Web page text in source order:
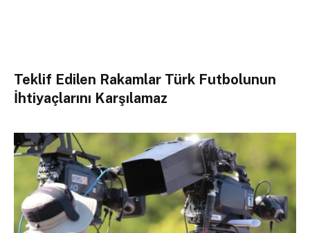
Teklif Edilen Rakamlar Türk Futbolunun
İhtiyaçlarını Karşılamaz